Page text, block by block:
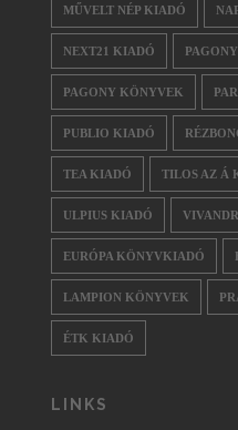
MŰVELT NÉP KIADÓ
NEXT21 KIADÓ
PAGONY KÖNYVEK
PUBLIO KIADÓ
TEA KIADÓ TILOS AZ Á
ULPIUS KIADÓ
EURÓPA KÖNYVKIADÓ
LAMPION KÖNYVEK
ÉTK KIADÓ
LINKS